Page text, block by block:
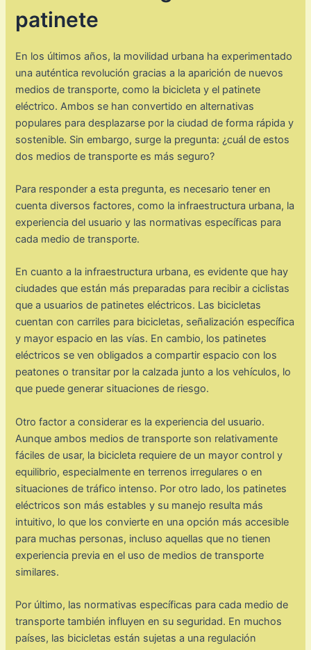
patinete
En los últimos años, la movilidad urbana ha experimentado
una auténtica revolución gracias a la aparición de nuevos
medios de transporte, como la bicicleta y el patinete
eléctrico. Ambos se han convertido en alternativas
populares para desplazarse por la ciudad de forma rápida y
sostenible. Sin embargo, surge la pregunta: ¿cuál de estos
dos medios de transporte es más seguro?
Para responder a esta pregunta, es necesario tener en
cuenta diversos factores, como la infraestructura urbana, la
experiencia del usuario y las normativas específicas para
cada medio de transporte.
En cuanto a la infraestructura urbana, es evidente que hay
ciudades que están más preparadas para recibir a ciclistas
que a usuarios de patinetes eléctricos. Las bicicletas
cuentan con carriles para bicicletas, señalización específica
y mayor espacio en las vías. En cambio, los patinetes
eléctricos se ven obligados a compartir espacio con los
peatones o transitar por la calzada junto a los vehículos, lo
que puede generar situaciones de riesgo.
Otro factor a considerar es la experiencia del usuario.
Aunque ambos medios de transporte son relativamente
fáciles de usar, la bicicleta requiere de un mayor control y
equilibrio, especialmente en terrenos irregulares o en
situaciones de tráfico intenso. Por otro lado, los patinetes
eléctricos son más estables y su manejo resulta más
intuitivo, lo que los convierte en una opción más accesible
para muchas personas, incluso aquellas que no tienen
experiencia previa en el uso de medios de transporte
similares.
Por último, las normativas específicas para cada medio de
transporte también influyen en su seguridad. En muchos
países, las bicicletas están sujetas a una regulación